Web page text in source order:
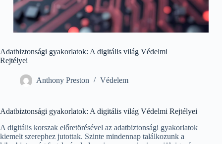
Adatbiztonsági gyakorlatok: A digitális világ Védelmi
Rejtélyei
Anthony Preston Védelem
Adatbiztonsági gyakorlatok: A digitális világ Védelmi Rejtélyei
A digitális korszak előretörésével az adatbiztonsági gyakorlatok
kiemelt szerephez jutottak. Szinte mindennap találkozunk a